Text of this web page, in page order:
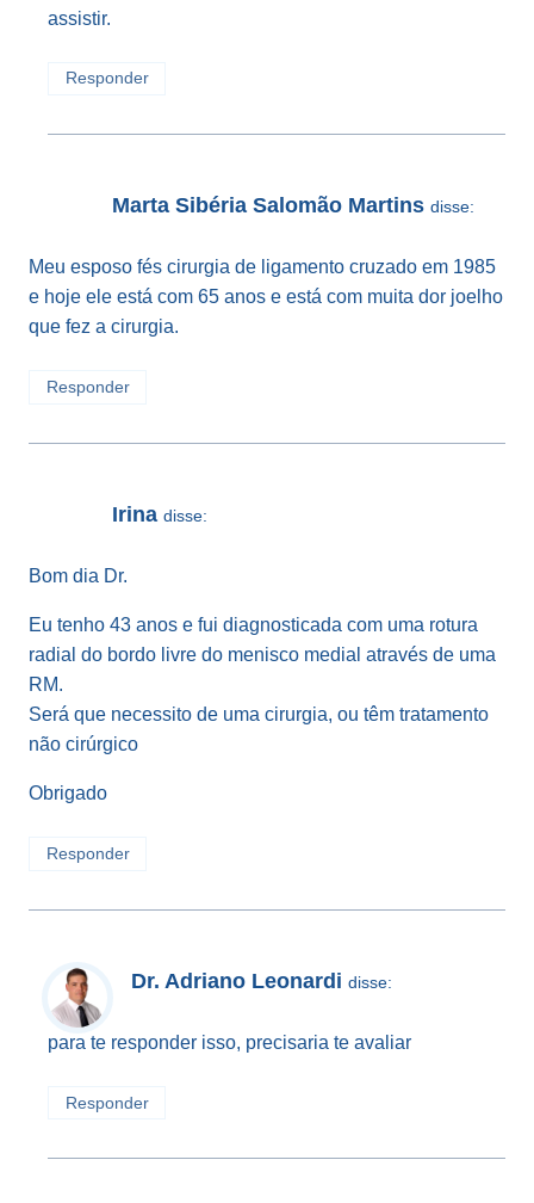
assistir.
Responder
Marta Sibéria Salomão Martins disse:
Meu esposo fés cirurgia de ligamento cruzado em 1985
e hoje ele está com 65 anos e está com muita dor joelho
que fez a cirurgia.
Responder
Irina disse:
Bom dia Dr.
Eu tenho 43 anos e fui diagnosticada com uma rotura
radial do bordo livre do menisco medial através de uma
RM.
Será que necessito de uma cirurgia, ou têm tratamento
não cirúrgico
Obrigado
Responder
Dr. Adriano Leonardi disse:
para te responder isso, precisaria te avaliar
Responder